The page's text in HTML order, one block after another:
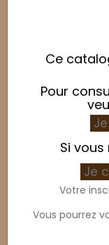
Ce
Pour
Si
Je
Votre
Vous pourrez